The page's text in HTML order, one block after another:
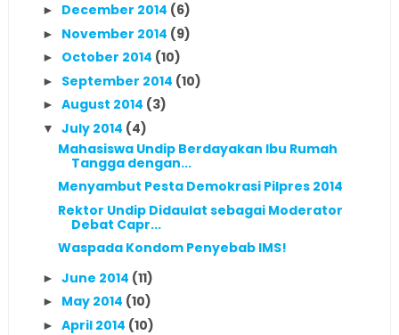
► December 2014 (6)
► November 2014 (9)
► October 2014 (10)
► September 2014 (10)
► August 2014 (3)
▼ July 2014 (4)
Mahasiswa Undip Berdayakan Ibu Rumah
Tangga dengan...
Menyambut Pesta Demokrasi Pilpres 2014
Rektor Undip Didaulat sebagai Moderator
Debat Capr...
Waspada Kondom Penyebab IMS!
► June 2014 (11)
► May 2014 (10)
► April 2014 (10)